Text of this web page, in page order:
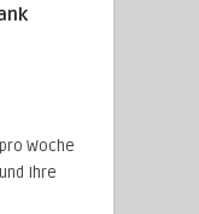
Woche
Ihre